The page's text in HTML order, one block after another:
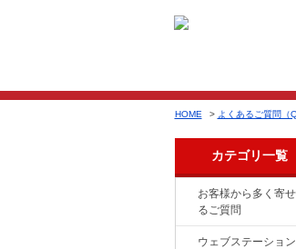
HOME > よくあるご質問（
カテゴリ一覧
お客様から多く寄
るご質問
ウェブステーショ